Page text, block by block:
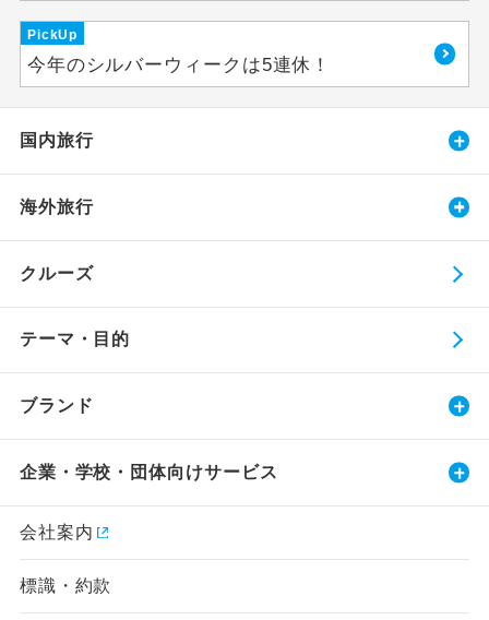
PickUp
今年のシルバーウィークは5連休！
国内旅行
海外旅行
クルーズ
テーマ・目的
ブランド
企業・学校・団体向けサービス
会社案内
標識・約款